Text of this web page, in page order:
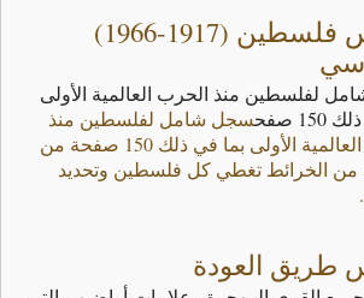
أطلس فلسطين (1917-1966)
لفلسطين منذ الحرب العالمية الأولى
صفح
سجل شامل لفلسطين منذ
الحرب العالمية الأولى بما في ذلك 150 صفحة من
و 450 صفحة من الخرائط تغطي كل فلسطين وتحديد
طريق العودة